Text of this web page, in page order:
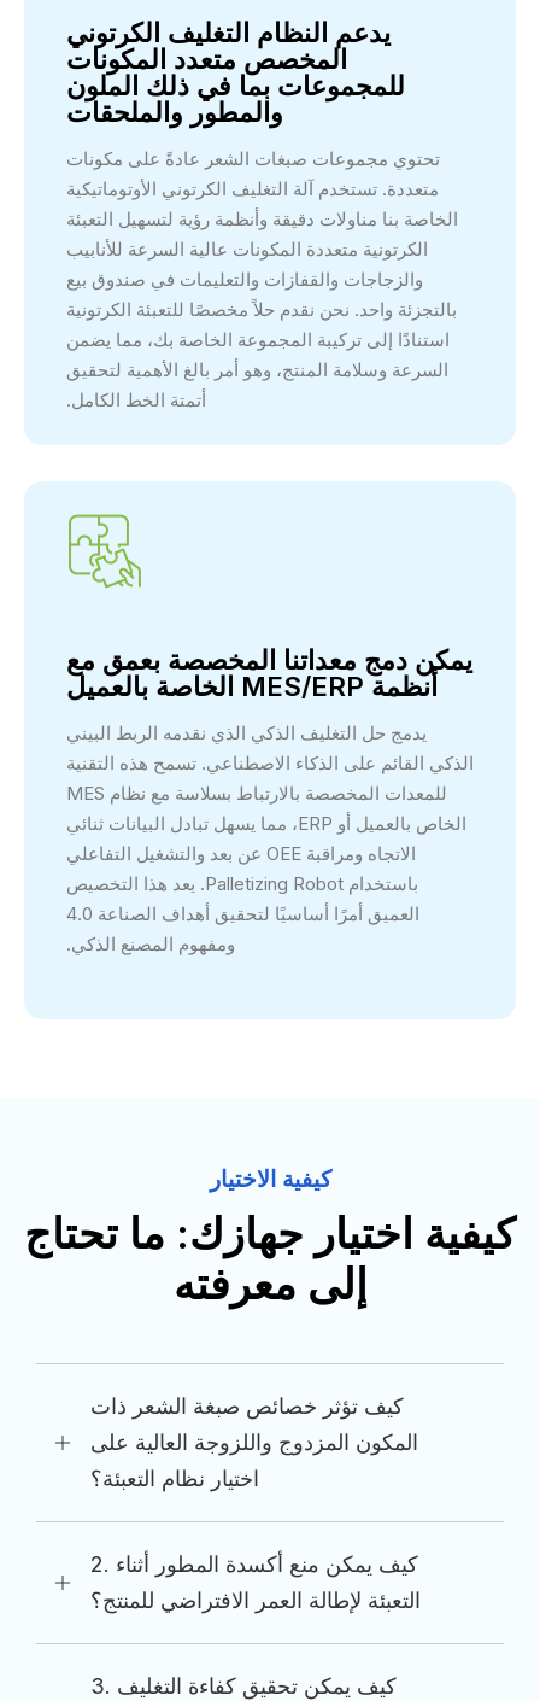
يدعم النظام التغليف الكرتوني
المخصص متعدد المكونات
للمجموعات بما في ذلك الملون
والمطور والملحقات
تحتوي مجموعات صبغات الشعر عادةً على مكونات
متعددة. تستخدم آلة التغليف الكرتوني الأوتوماتيكية
الخاصة بنا مناولات دقيقة وأنظمة رؤية لتسهيل التعبئة
الكرتونية متعددة المكونات عالية السرعة للأنابيب
والزجاجات والقفازات والتعليمات في صندوق بيع
بالتجزئة واحد. نحن نقدم حلاً مخصصًا للتعبئة الكرتونية
استنادًا إلى تركيبة المجموعة الخاصة بك، مما يضمن
السرعة وسلامة المنتج، وهو أمر بالغ الأهمية لتحقيق
أتمتة الخط الكامل.
يمكن دمج معداتنا المخصصة بعمق مع
أنظمة MES/ERP الخاصة بالعميل
يدمج حل التغليف الذكي الذي نقدمه الربط البيني
الذكي القائم على الذكاء الاصطناعي. تسمح هذه التقنية
للمعدات المخصصة بالارتباط بسلاسة مع نظام MES
الخاص بالعميل أو ERP، مما يسهل تبادل البيانات ثنائي
الاتجاه ومراقبة OEE عن بعد والتشغيل التفاعلي
باستخدام Palletizing Robot. يعد هذا التخصيص
العميق أمرًا أساسيًا لتحقيق أهداف الصناعة 4.0
ومفهوم المصنع الذكي.
كيفية الاختيار
كيفية اختيار جهازك: ما تحتاج
إلى معرفته
كيف تؤثر خصائص صبغة الشعر ذات
المكون المزدوج واللزوجة العالية على
اختيار نظام التعبئة؟
2. كيف يمكن منع أكسدة المطور أثناء
التعبئة لإطالة العمر الافتراضي للمنتج؟
3. كيف يمكن تحقيق كفاءة التغليف